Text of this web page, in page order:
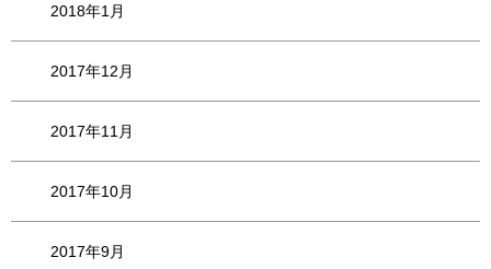
2018年1月
2017年12月
2017年11月
2017年10月
2017年9月